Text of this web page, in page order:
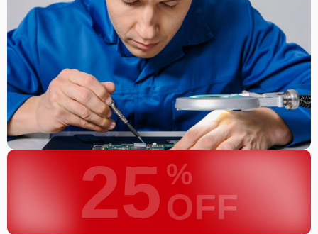
25 %
OFF